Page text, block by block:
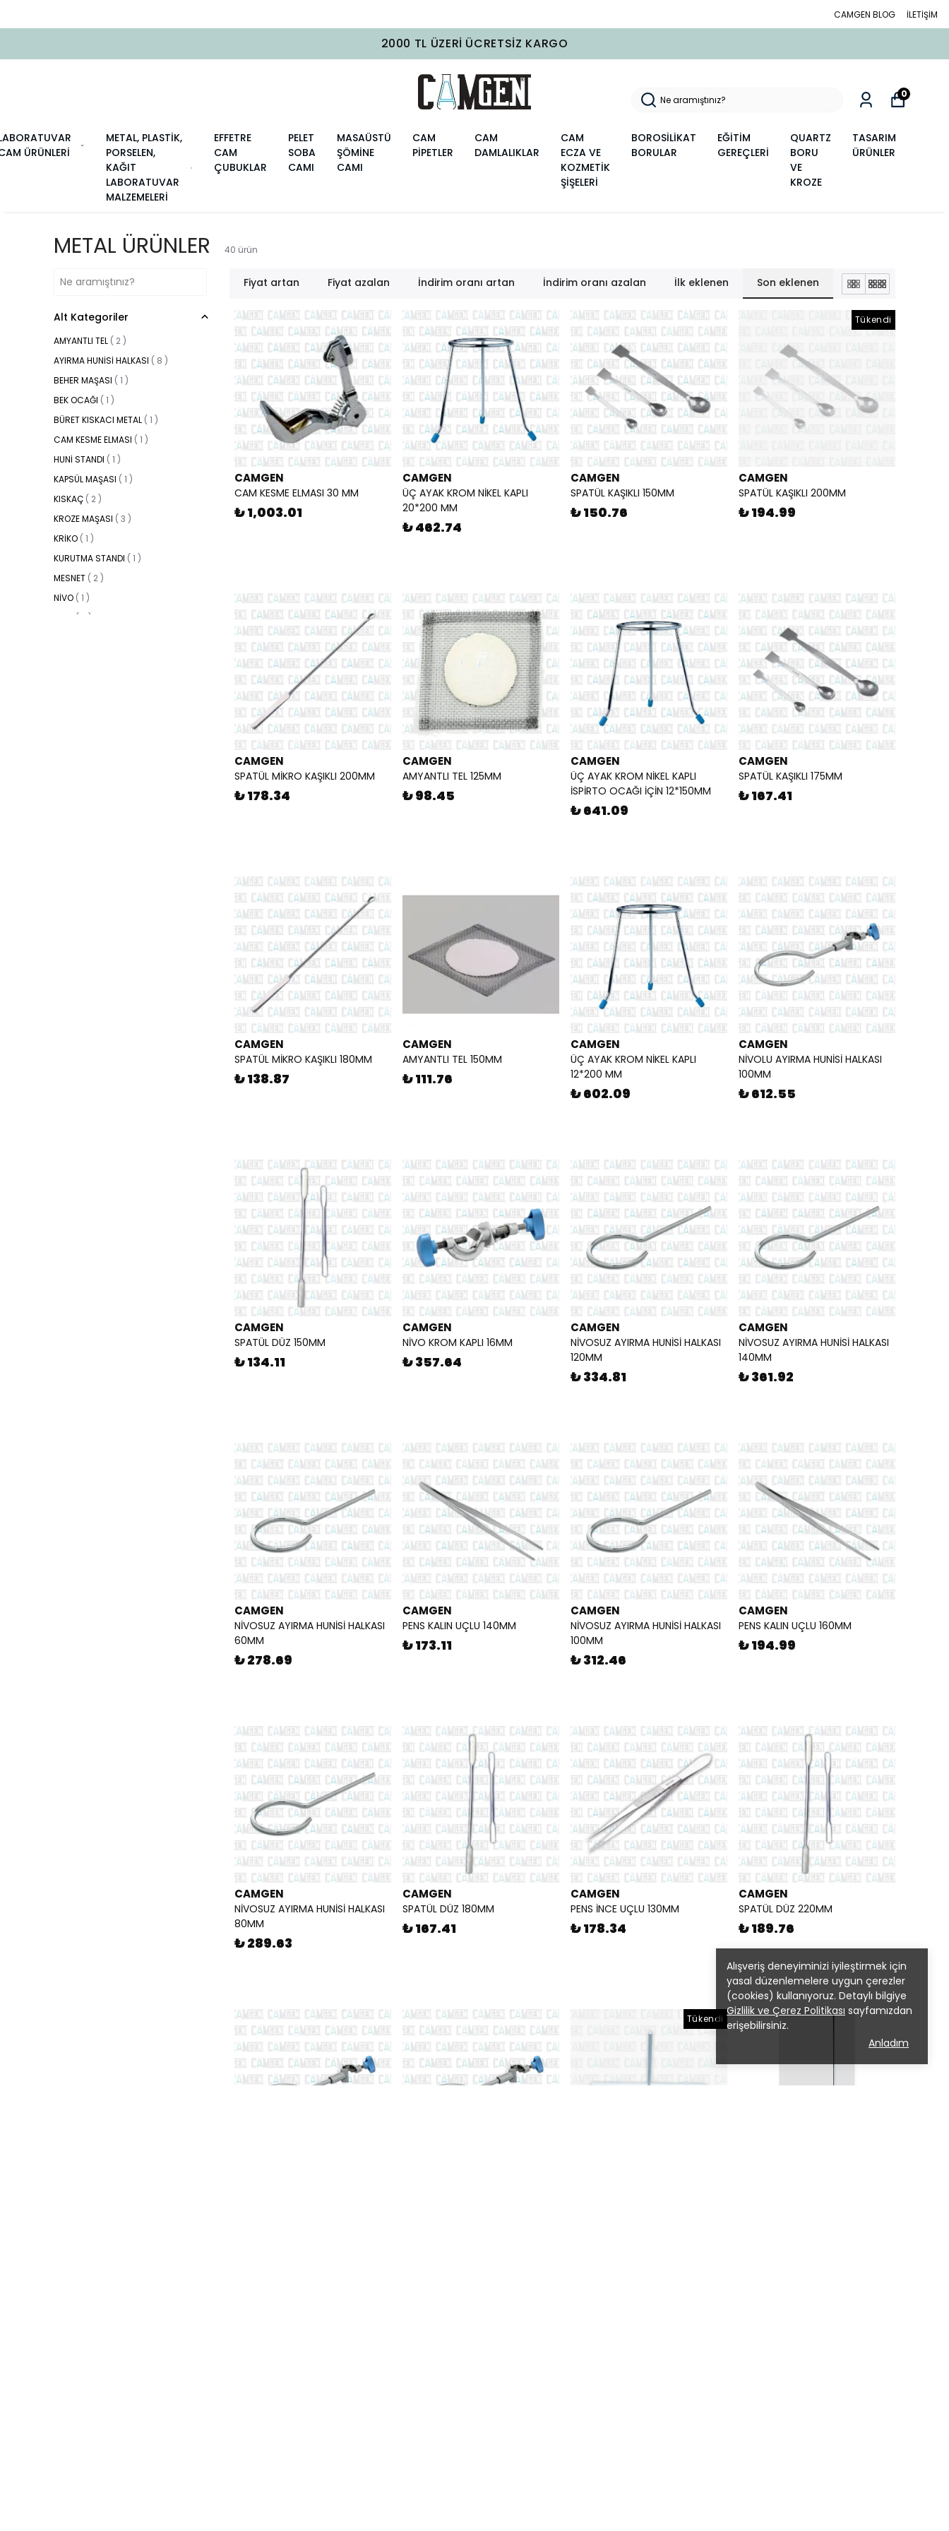
CAMGEN BLOG İLETİŞİM
2000 TL ÜZERI ÜCRETSIZ KARGO
ÜRÜNLERİ
METAL, PLASTİK,
PORSELEN,
KAĞIT
LABORATUVAR
MALZEMELERİ
EFFETRE
CAM
ÇUBUKLAR
PELET
SOBA
CAMI
MASAÜSTÜ
ŞÖMİNE
CAMI
CAM
PİPETLER
CAM
DAMLALIKLAR
CAM
ECZA VE
KOZMETİK
ŞİŞELERİ
BOROSİLİKAT
BORULAR
EĞİTİM
GEREÇLERİ
QUARTZ
BORU
VE
KROZE
TASARIM
ÜRÜNLER
0
Alışveriş deneyiminizi iyileştirmek için
yasal düzenlemelere uygun çerezler
(cookies) kullanıyoruz. Detaylı bilgiye
Gizlilik ve Çerez Politikası sayfamızdan
erişebilirsiniz.
Anladım
METAL ÜRÜNLER 40 ürün
Fiyat artan Fiyat azalan İndirim oranı artan İndirim oranı azalan İlk eklenen Son eklenen
Alt Kategoriler
AMYANTLI TEL ( 2 )
AYIRMA HUNİSİ HALKASI ( 8 )
BEHER MAŞASI ( 1 )
BEK OCAĞI ( 1 )
BÜRET KISKACI METAL ( 1 )
CAM KESME ELMASI ( 1 )
HUNİ STANDI ( 1 )
KAPSÜL MAŞASI ( 1 )
KISKAÇ ( 2 )
KROZE MAŞASI ( 3 )
KRİKO ( 1 )
KURUTMA STANDI ( 1 )
MESNET ( 2 )
NİVO ( 1 )
(
)
CAMGEN
CAM KESME ELMASI 30 MM
₺ 1,003.01
CAMGEN
ÜÇ AYAK KROM NİKEL KAPLI
20*200 MM
₺ 462.74
CAMGEN
SPATÜL KAŞIKLI 150MM
₺ 150.76
Tükendi
CAMGEN
SPATÜL KAŞIKLI 200MM
₺ 194.99
CAMGEN
SPATÜL MİKRO KAŞIKLI 200MM
₺ 178.34
CAMGEN
AMYANTLI TEL 125MM
₺ 98.45
CAMGEN
ÜÇ AYAK KROM NİKEL KAPLI
İSPİRTO OCAĞI İÇİN 12*150MM
₺ 641.09
CAMGEN
SPATÜL KAŞIKLI 175MM
₺ 167.41
CAMGEN
SPATÜL MİKRO KAŞIKLI 180MM
₺ 138.87
CAMGEN
AMYANTLI TEL 150MM
₺ 111.76
CAMGEN
ÜÇ AYAK KROM NİKEL KAPLI
12*200 MM
₺ 602.09
CAMGEN
NİVOLU AYIRMA HUNİSİ HALKASI
100MM
₺ 612.55
CAMGEN
SPATÜL DÜZ 150MM
₺ 134.11
CAMGEN
NİVO KROM KAPLI 16MM
₺ 357.64
CAMGEN
NİVOSUZ AYIRMA HUNİSİ HALKASI
120MM
₺ 334.81
CAMGEN
NİVOSUZ AYIRMA HUNİSİ HALKASI
140MM
₺ 361.92
CAMGEN
NİVOSUZ AYIRMA HUNİSİ HALKASI
60MM
₺ 278.69
CAMGEN
PENS KALIN UÇLU 140MM
₺ 173.11
CAMGEN
NİVOSUZ AYIRMA HUNİSİ HALKASI
100MM
₺ 312.46
CAMGEN
PENS KALIN UÇLU 160MM
₺ 194.99
CAMGEN
NİVOSUZ AYIRMA HUNİSİ HALKASI
80MM
₺ 289.63
CAMGEN
SPATÜL DÜZ 180MM
₺ 167.41
CAMGEN
PENS İNCE UÇLU 130MM
₺ 178.34
CAMGEN
SPATÜL DÜZ 220MM
₺ 189.76
Tükendi